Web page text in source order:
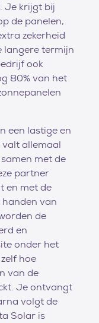
Je krijgt bij
de panelen,
zekerheid
langere termijn
ook
80% van het
een lastige en
valt allemaal
met de
partner
en met de
van
de
en
onder het
hoe
van de
Je ontvangt
volgt de
Solar is